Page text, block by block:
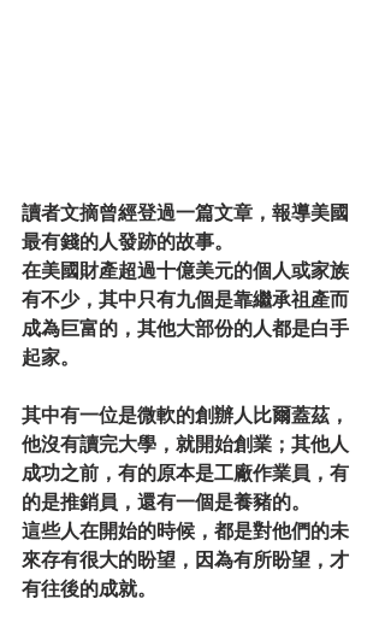
讀者文摘曾經登過一篇文章，報導美國
最有錢的人發跡的故事。
在美國財產超過十億美元的個人或家族
有不少，其中只有九個是靠繼承祖產而
成為巨富的，其他大部份的人都是白手
起家。
其中有一位是微軟的創辦人比爾蓋茲，
他沒有讀完大學，就開始創業；其他人
成功之前，有的原本是工廠作業員，有
的是推銷員，還有一個是養豬的。
這些人在開始的時候，都是對他們的未
來存有很大的盼望，因為有所盼望，才
有往後的成就。